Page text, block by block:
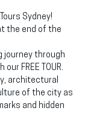
Sydney!
at the end of the
journey through
FREE TOUR.
architectural
of the city as
and hidden